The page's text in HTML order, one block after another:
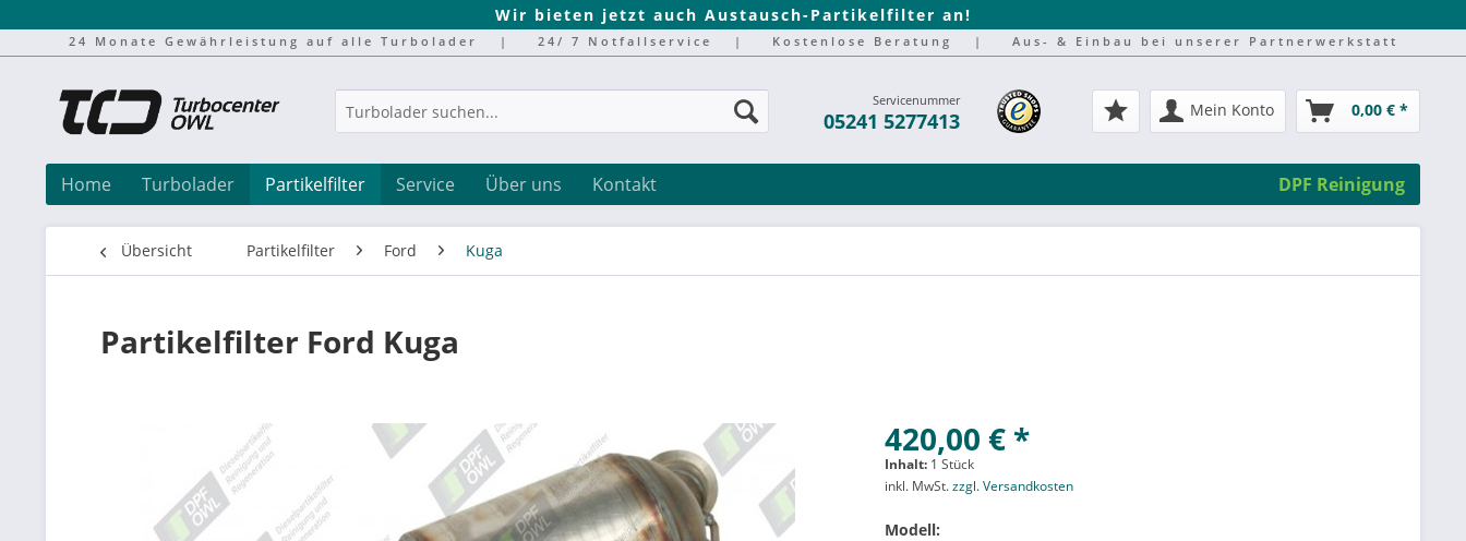
Wir bieten jetzt auch Austausch-Partikelfilter an!
24 Monate Gewährleistung auf alle Turbolader | 24/ 7 Notfallservice | Kostenlose Beratung | Aus- & Einbau bei unserer Partnerwerkstatt
Servicenummer
05241 5277413 Mein Konto 0,00 € *
Home Turbolader Partikelfilter Service Über uns Kontakt DPF Reinigung
Übersicht Partikelfilter Ford Kuga
Partikelfilter Ford Kuga
420,00 € *
Inhalt: 1 Stück
inkl. MwSt.zzgl. Versandkosten
Modell: